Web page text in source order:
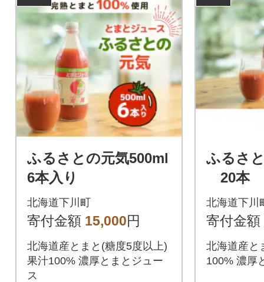
ふるさとの元気500ml
6本入り
北海道下川町
寄付金額 15,000円
北海道産とまと(糖度5度以上)
果汁100% 濃厚とまとジュー
ス
ふるさ
20本
北海道下川
寄付金額
北海道産と
100% 濃厚